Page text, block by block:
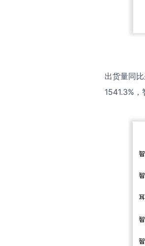
出货量同
1541.3%，